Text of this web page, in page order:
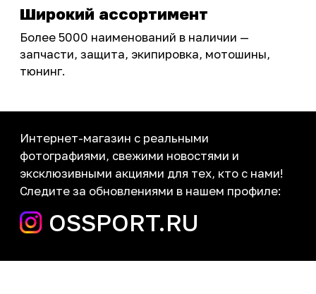
Акции
Инструмент и оборудование
Подобрать запчасти
Доставка
Самовывоз
Возврат товаров
Оплата
Как купить
Карта сайта
ПОКУПАТЕЛЮ